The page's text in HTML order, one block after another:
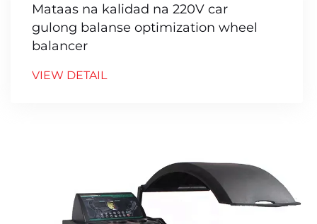
Mataas na kalidad na 220V car
gulong balanse optimization wheel
balancer
VIEW DETAIL